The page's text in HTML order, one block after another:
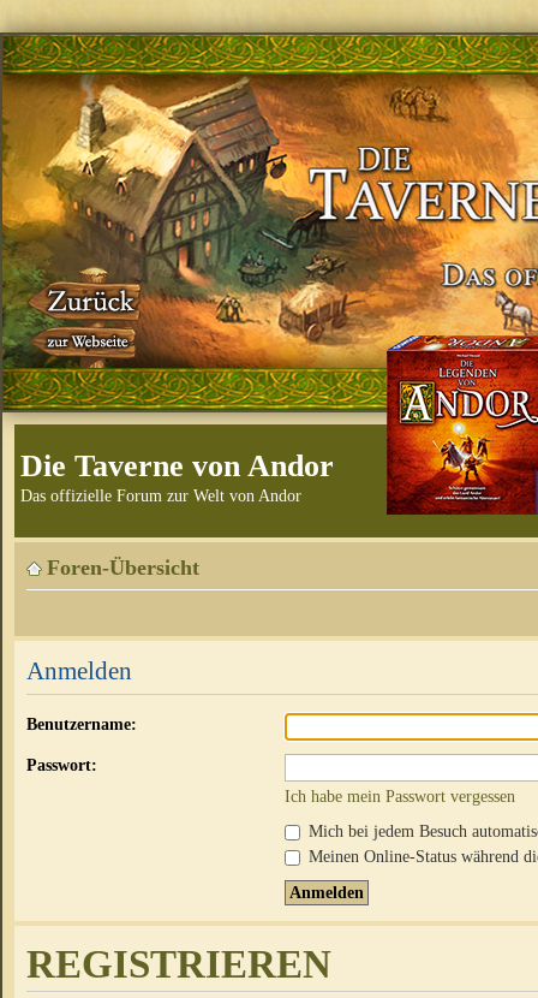
Die Taverne von Andor
Das offizielle Forum zur Welt von Andor
Foren-Übersicht
Anmelden
Benutzername:
Passwort:
Ich habe mein Passwort vergessen
Mich bei jedem Besuch
Meinen Online-Status während
REGISTRIEREN